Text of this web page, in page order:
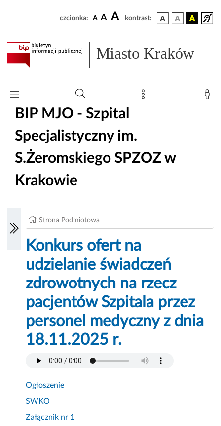
czcionka: A A A kontrast:
Miasto Kraków
BIP MJO - Szpital
Specjalistyczny im.
S.Żeromskiego SPZOZ w
Krakowie
Strona Podmiotowa
Konkurs ofert na
udzielanie świadczeń
zdrowotnych na rzecz
pacjentów Szpitala przez
personel medyczny z dnia
18.11.2025 r.
Ogłoszenie
SWKO
Załącznik nr 1